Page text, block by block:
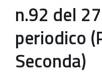
n.92 del
periodico
Seconda)